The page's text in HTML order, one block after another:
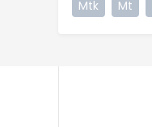
Mtk Mt